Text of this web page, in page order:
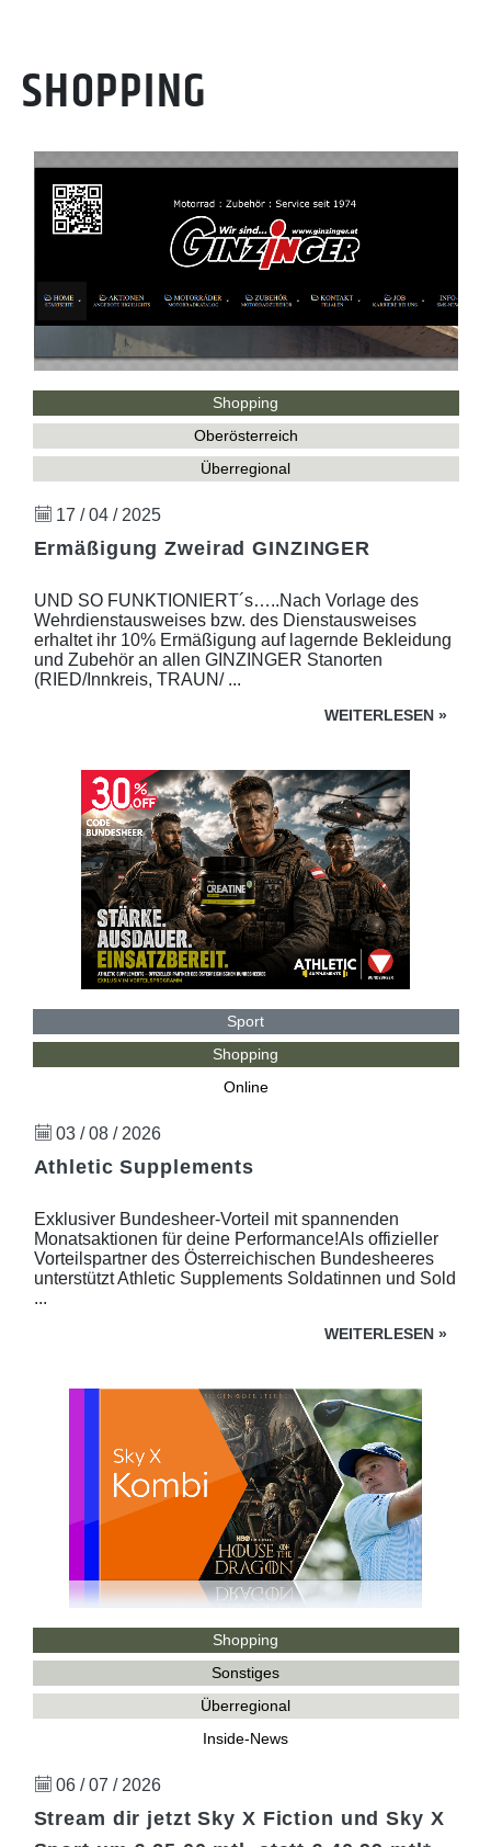
SHOPPING
Shopping
Oberösterreich
Überregional
17 / 04 / 2025
Ermäßigung Zweirad GINZINGER
UND SO FUNKTIONIERT´s…..Nach Vorlage des
Wehrdienstausweises bzw. des Dienstausweises
erhaltet ihr 10% Ermäßigung auf lagernde Bekleidung
und Zubehör an allen GINZINGER Stanorten
(RIED/Innkreis, TRAUN/ ...
WEITERLESEN »
Sport
Shopping
Online
03 / 08 / 2026
Athletic Supplements
Exklusiver Bundesheer-Vorteil mit spannenden
Monatsaktionen für deine Performance!Als offizieller
Vorteilspartner des Österreichischen Bundesheeres
unterstützt Athletic Supplements Soldatinnen und Sold
...
WEITERLESEN »
Shopping
Sonstiges
Überregional
Inside-News
06 / 07 / 2026
Stream dir jetzt Sky X Fiction und Sky X